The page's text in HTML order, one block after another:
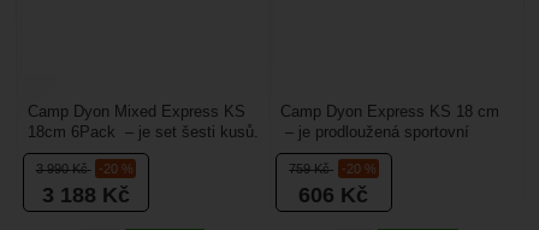
3 990Kč -20 %
3 188 Kč
Camp Dyon Mixed Express KS
18cm 6Pack – je set šesti kusů.
Je to prodloužená kombinovaná
expreska, kde...
759Kč -20 %
606 Kč
Camp Dyon Express KS 18 cm
– je prodloužená sportovní
expreska s keylockem a
drátěným zámkem, která...